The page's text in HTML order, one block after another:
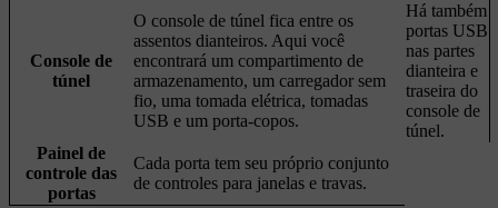
Console de
túnel
O console de túnel fica entre os
assentos dianteiros. Aqui você
encontrará um compartimento de
armazenamento, um carregador sem
fio, uma tomada elétrica, tomadas
USB e um porta-copos.
Há também
portas USB
nas partes
dianteira e
traseira do
console de
túnel.
Painel de
controle das
portas
Cada porta tem seu próprio conjunto
de controles para janelas e travas.